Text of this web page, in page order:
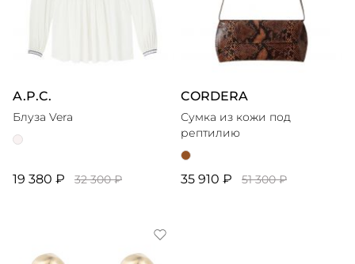
A.P.C.
Блуза Vera
19 380 ₽ 32 300 ₽
CORDERA
Сумка из кожи под
рептилию
35 910 ₽ 51 300 ₽